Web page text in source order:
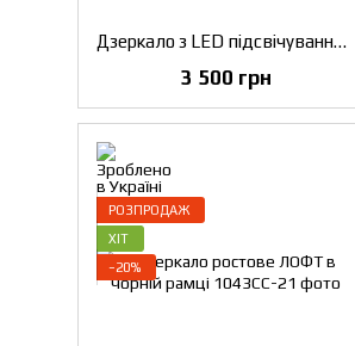
Дзеркало з LED підсвічуванням
3 500 грн
РОЗПРОДАЖ
ХІТ
−20%